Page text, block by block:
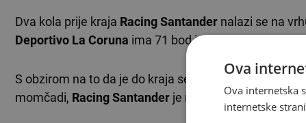
Dva kola prije kraja Racing Santander nalazi se na
Deportivo La Coruna ima 71 bod i utakmicu manje,
S obzirom na to da je do kraja sezone u igri još samo
momčadi, Racing Santander je matematički
Ova
Ova internetska
internetske